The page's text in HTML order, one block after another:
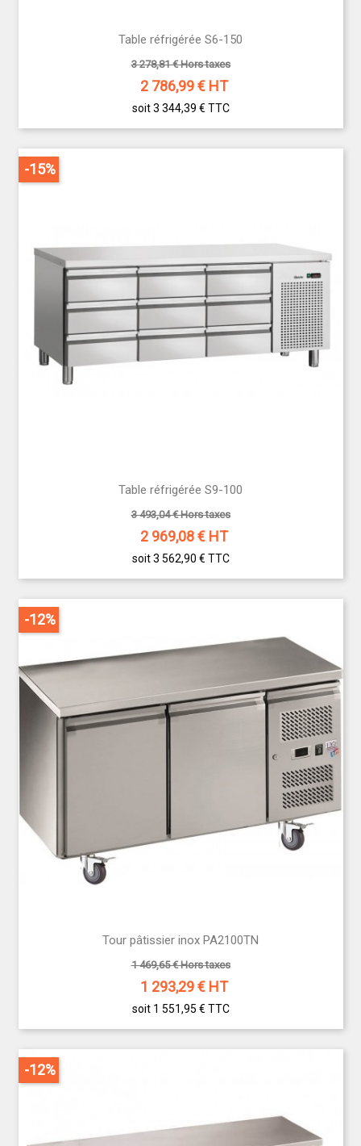
Table réfrigérée S6-150
3 278,81 € Hors taxes
2 786,99€ HT
soit 3 344,39 € TTC
Table réfrigérée S9-100
3 493,04 € Hors taxes
2 969,08€ HT
soit 3 562,90 € TTC
-15%
Tour pâtissier inox PA2100TN
1 469,65 € Hors taxes
1 293,29€ HT
soit 1 551,95 € TTC
-12%
-12%